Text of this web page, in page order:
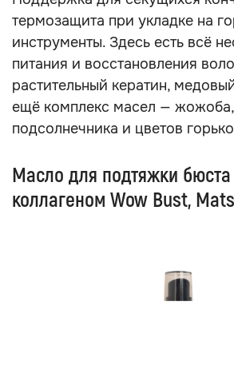
термозащита при укладке на
инструменты. Здесь есть всё
питания и восстановления
растительный кератин,
ещё комплекс масел —
подсолнечника и цветов
Масло для подтяжки
коллагеном Wow Bust,